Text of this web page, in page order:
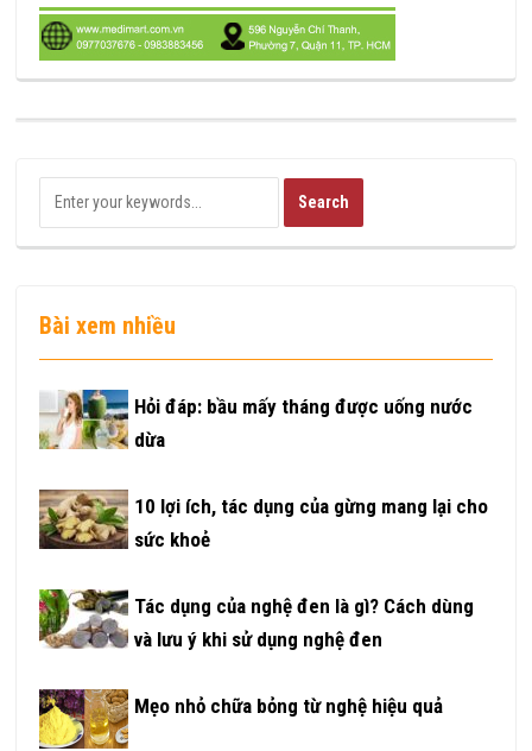
Bài xem nhiều
Hỏi đáp: bầu mấy tháng được uống nước
dừa
10 lợi ích, tác dụng của gừng mang lại cho
sức khoẻ
Tác dụng của nghệ đen là gì? Cách dùng
và lưu ý khi sử dụng nghệ đen
Mẹo nhỏ chữa bỏng từ nghệ hiệu quả